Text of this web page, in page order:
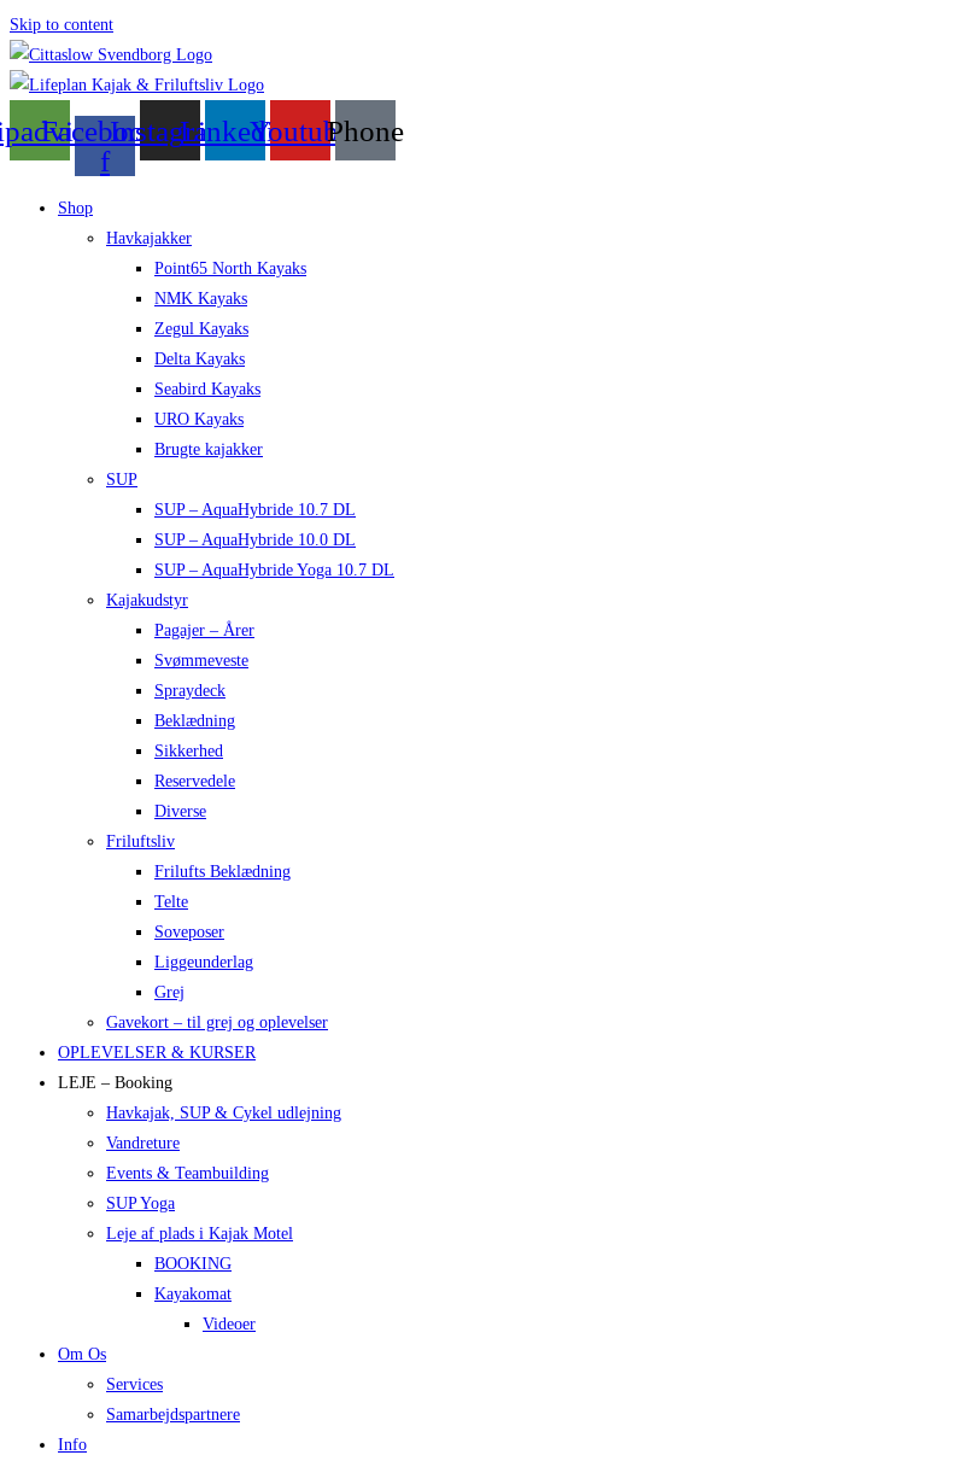
Skip to content
Facebook-
f
InstagramLinkedinYoutubePhone
Shop
Havkajakker
Point65 North Kayaks
NMK Kayaks
Zegul Kayaks
Delta Kayaks
Seabird Kayaks
URO Kayaks
Brugte kajakker
SUP
SUP – AquaHybride 10.7 DL
SUP – AquaHybride 10.0 DL
SUP – AquaHybride Yoga 10.7 DL
Kajakudstyr
Pagajer – Årer
Svømmeveste
Spraydeck
Beklædning
Sikkerhed
Reservedele
Diverse
Friluftsliv
Frilufts Beklædning
Telte
Soveposer
Liggeunderlag
Grej
Gavekort – til grej og oplevelser
OPLEVELSER & KURSER
LEJE – Booking
Havkajak, SUP & Cykel udlejning
Vandreture
Events & Teambuilding
SUP Yoga
Leje af plads i Kajak Motel
BOOKING
Kayakomat
Videoer
Om Os
Services
Samarbejdspartnere
Info